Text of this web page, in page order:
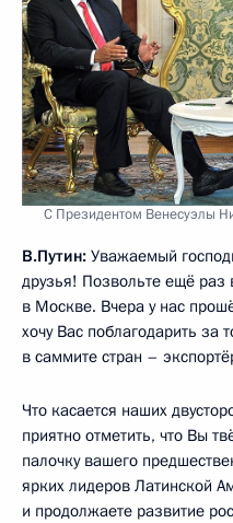
С Президентом Венесуэлы
В.Путин: Уважаемый
друзья! Позвольте ещё раз
в Москве. Вчера у нас
хочу Вас поблагодарить за
в саммите стран –
Что касается наших
приятно отметить, что Вы
палочку вашего
ярких лидеров Латинской
и продолжаете развитие